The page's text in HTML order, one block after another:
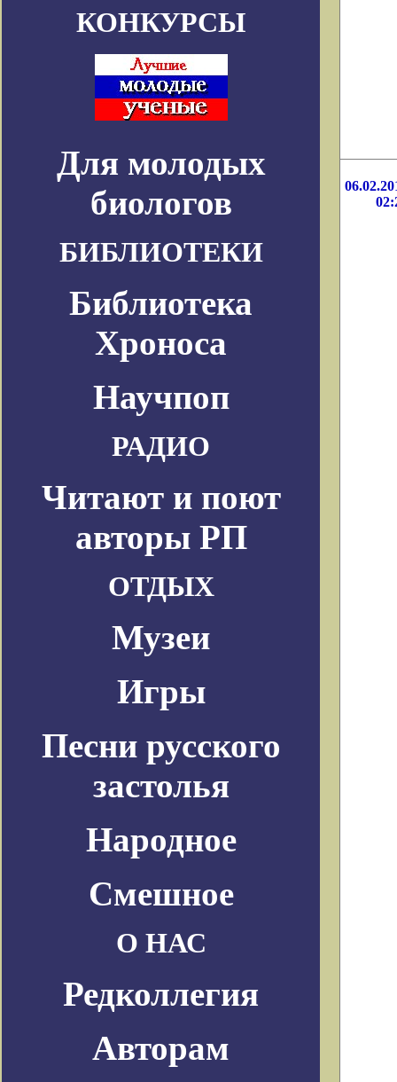
КОНКУРСЫ
Для молодых
биологов
БИБЛИОТЕКИ
Библиотека
Хроноса
Научпоп
РАДИО
Читают и поют
авторы РП
ОТДЫХ
Музеи
Игры
Песни русского
застолья
Народное
Смешное
О НАС
Редколлегия
Авторам